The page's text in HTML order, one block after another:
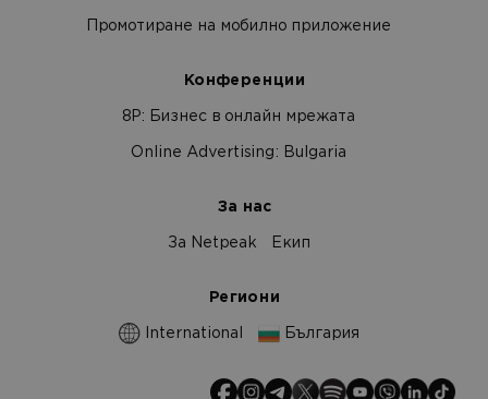
Промотиране на мобилно приложение
Конференции
8Р: Бизнес в онлайн мрежата
Online Advertising: Bulgaria
За нас
За Netpeak Екип
Региони
International България